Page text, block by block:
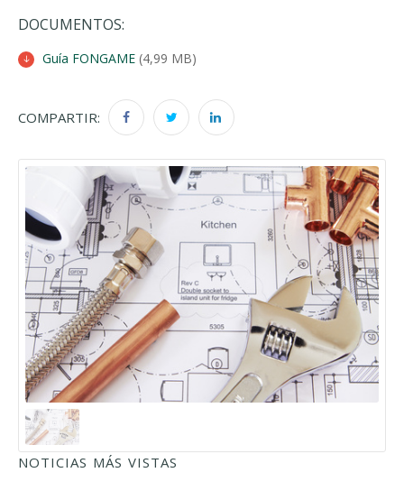
DOCUMENTOS:
Guía FONGAME (4,99 MB)
COMPARTIR:
NOTICIAS MÁS VISTAS